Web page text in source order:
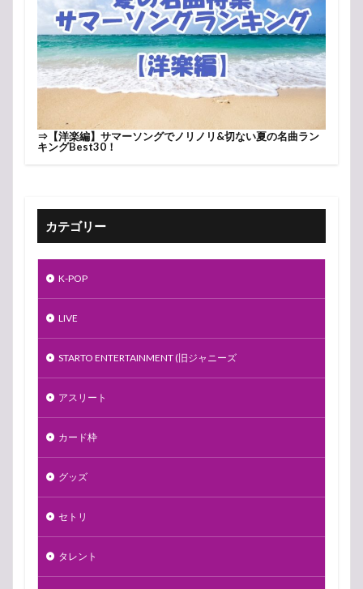
⇒ 【洋楽編】サマーソングでノリノリ&切ない夏の名曲ラン
キングBest30！
カテゴリー
K-POP
LIVE
STARTO ENTERTAINMENT (旧ジャニーズ
アスリート
カード枠
グッズ
セトリ
タレント